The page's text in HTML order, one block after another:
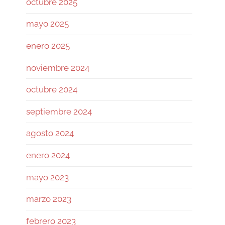
revisando si la base de su
José Siles | AI | Data
@josesilesdata
LÍMITE DE USO DIARIO."
Ramiro (Book&Trading)
@ramtraderbook
mayo 2025
enero 2025
noviembre 2024
octubre 2024
septiembre 2024
agosto 2024
enero 2024
mayo 2023
marzo 2023
febrero 2023